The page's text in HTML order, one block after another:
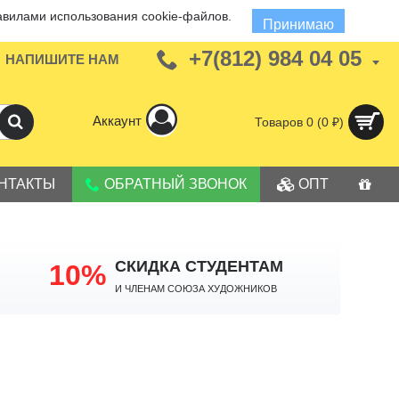
использования cookie-файлов.
Принимаю
НАПИШИТЕ НАМ +7(812) 984 04 05
Аккаунт Товаров 0 (0 ₽)
ОБРАТНЫЙ ЗВОНОК ОПТ
10% СКИДКА СТУДЕНТАМ
И членам Союза Художников